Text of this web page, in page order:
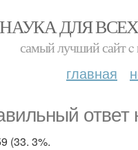
НАУКА ДЛЯ
самый лучший сайт c
главная
ответ
(33. 3%.